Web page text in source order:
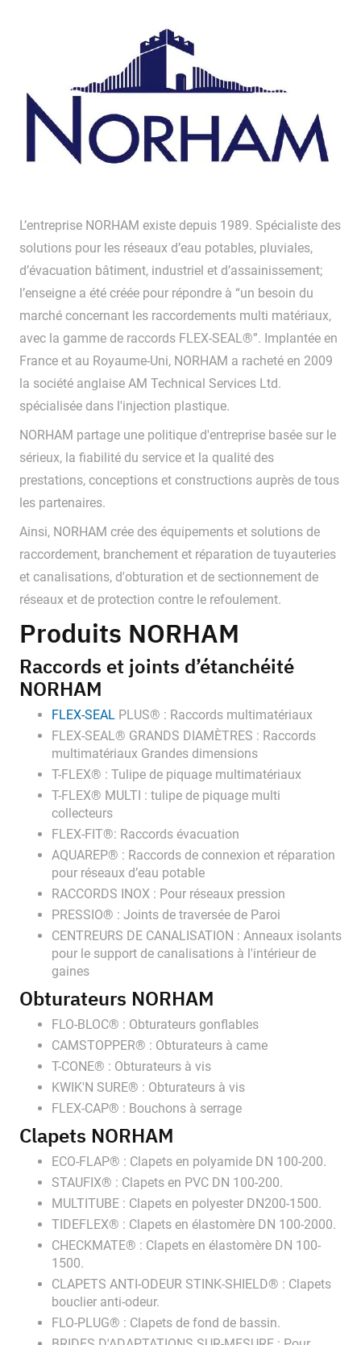
L’entreprise NORHAM existe depuis 1989. Spécialiste des
solutions pour les réseaux d’eau potables, pluviales,
d’évacuation bâtiment, industriel et d’assainissement;
l’enseigne a été créée pour répondre à “un besoin du
marché concernant les raccordements multi matériaux,
avec la gamme de raccords FLEX-SEAL®”. Implantée en
France et au Royaume-Uni, NORHAM a racheté en 2009
la société anglaise AM Technical Services Ltd.
spécialisée dans l'injection plastique.
NORHAM partage une politique d'entreprise basée sur le
sérieux, la fiabilité du service et la qualité des
prestations, conceptions et constructions auprès de tous
les partenaires.
Ainsi, NORHAM crée des équipements et solutions de
raccordement, branchement et réparation de tuyauteries
et canalisations, d'obturation et de sectionnement de
réseaux et de protection contre le refoulement.
Produits NORHAM
Raccords et joints d’étanchéité
NORHAM
FLEX-SEAL PLUS® : Raccords multimatériaux
FLEX-SEAL® GRANDS DIAMÈTRES : Raccords
multimatériaux Grandes dimensions
T-FLEX® : Tulipe de piquage multimatériaux
T-FLEX® MULTI : tulipe de piquage multi
collecteurs
FLEX-FIT®: Raccords évacuation
AQUAREP® : Raccords de connexion et réparation
pour réseaux d’eau potable
RACCORDS INOX : Pour réseaux pression
PRESSIO® : Joints de traversée de Paroi
CENTREURS DE CANALISATION : Anneaux isolants
pour le support de canalisations à l'intérieur de
gaines
Obturateurs NORHAM
FLO-BLOC® : Obturateurs gonflables
CAMSTOPPER® : Obturateurs à came
T-CONE® : Obturateurs à vis
KWIK'N SURE® : Obturateurs à vis
FLEX-CAP® : Bouchons à serrage
Clapets NORHAM
ECO-FLAP® : Clapets en polyamide DN 100-200.
STAUFIX® : Clapets en PVC DN 100-200.
MULTITUBE : Clapets en polyester DN200-1500.
TIDEFLEX® : Clapets en élastomère DN 100-2000.
CHECKMATE® : Clapets en élastomère DN 100-
1500.
CLAPETS ANTI-ODEUR STINK-SHIELD® : Clapets
bouclier anti-odeur.
FLO-PLUG® : Clapets de fond de bassin.